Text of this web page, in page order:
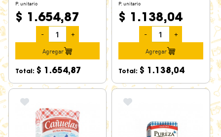
P. unitario
$ 1.654,87
- +
Agregar
Total: $ 1.654,87
P. unitario
$ 1.138,04
- +
Agregar
Total: $ 1.138,04